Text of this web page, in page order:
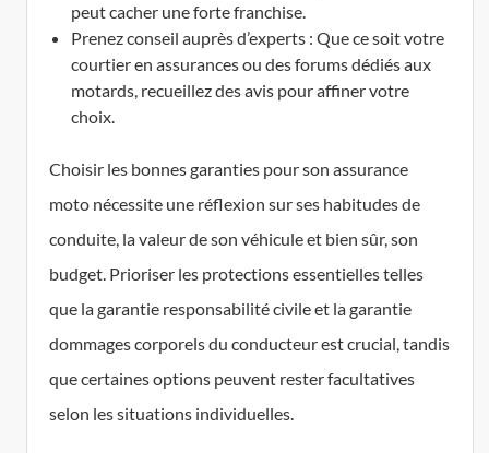
peut cacher une forte franchise.
Prenez conseil auprès d’experts : Que ce soit votre
courtier en assurances ou des forums dédiés aux
motards, recueillez des avis pour affiner votre
choix.
Choisir les bonnes garanties pour son assurance
moto nécessite une réflexion sur ses habitudes de
conduite, la valeur de son véhicule et bien sûr, son
budget. Prioriser les protections essentielles telles
que la garantie responsabilité civile et la garantie
dommages corporels du conducteur est crucial, tandis
que certaines options peuvent rester facultatives
selon les situations individuelles.